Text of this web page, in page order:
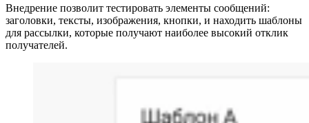
Внедрение позволит тестировать элементы сообщений:
заголовки, тексты, изображения, кнопки, и находить шаблоны
для рассылки, которые получают наиболее высокий отклик
получателей.